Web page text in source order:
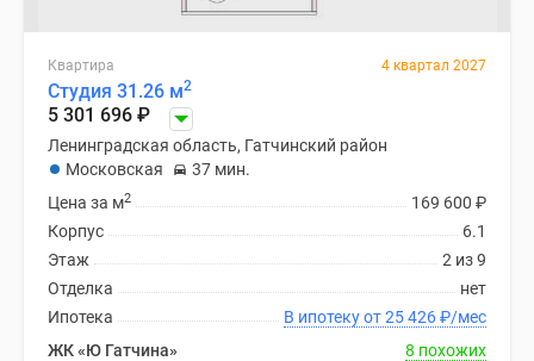
Квартира 4 квартал 2027
Студия 31.26 м2
5 301 696 ₽
Ленинградская область, Гатчинский район
Московская
37 мин.
169 600 ₽
Цена за м2
6.1
Корпус
2 из 9
Этаж
нет
Отделка
В ипотеку от 25 426₽/мес
Ипотека
ЖК «Ю Гатчина»
8 похожих